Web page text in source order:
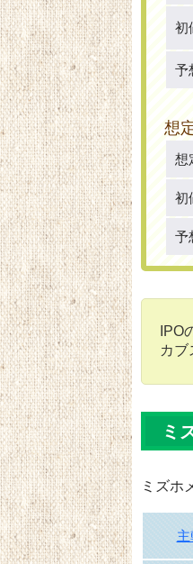
初
予
想
想
初
予
IPO
カブ
ミ
ミズホ